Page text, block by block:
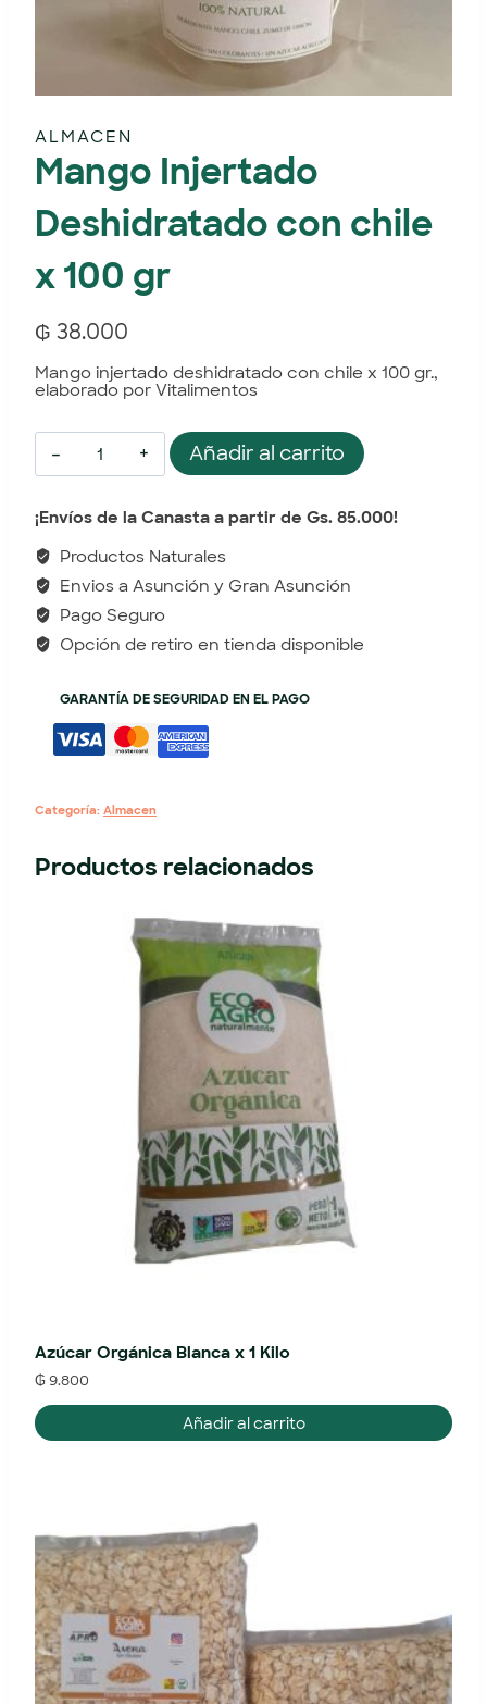
ALMACEN
Mango Injertado
Deshidratado con chile
x 100 gr
₲ 38.000
Mango injertado deshidratado con chile x 100 gr.,
elaborado por Vitalimentos
Añadir al carrito
¡Envíos de la Canasta a partir de Gs. 85.000!
Productos Naturales
Envios a Asunción y Gran Asunción
Pago Seguro
Opción de retiro en tienda disponible
GARANTÍA DE SEGURIDAD EN EL PAGO
Categoría: Almacen
Productos relacionados
Azúcar Orgánica Blanca x 1 Kilo
₲9.800
Añadir al carrito